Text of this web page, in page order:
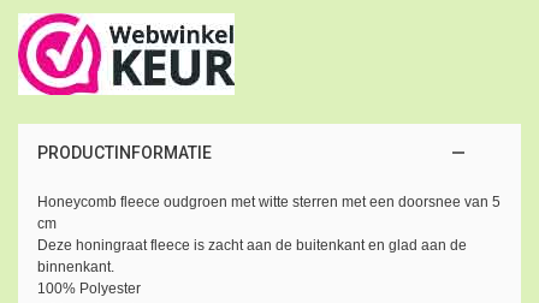
PRODUCTINFORMATIE
Honeycomb fleece oudgroen met witte sterren met een doorsnee van 5
cm
Deze honingraat fleece is zacht aan de buitenkant en glad aan de
binnenkant.
100% Polyester